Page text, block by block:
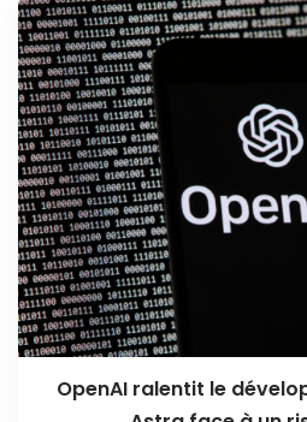
OpenAI ralentit le